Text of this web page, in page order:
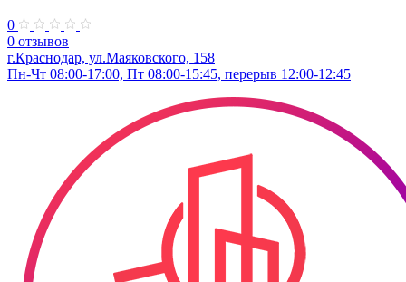
0
0 отзывов
г.Краснодар, ул.​Маяковского, 158
Пн-Чт 08:00-17:00, Пт 08:00-15:45, перерыв 12:00-12:45